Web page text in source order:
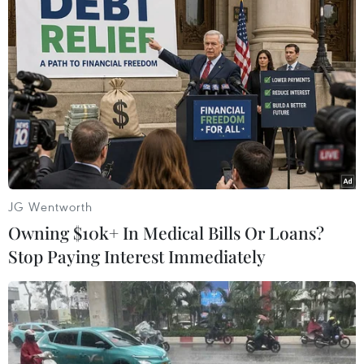
Nhật Bản
Trung Quốc
JG Wentworth
Owning $10k+ In Medical Bills Or Loans?
Stop Paying Interest Immediately